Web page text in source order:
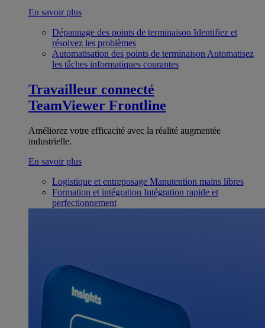
En savoir plus
Dépannage des points de terminaison Identifiez et
résolvez les problèmes
Automatisation des points de terminaison Automatisez
les tâches informatiques courantes
Travailleur connecté
TeamViewer Frontline
Améliorez votre efficacité avec la réalité augmentée
industrielle.
En savoir plus
Logistique et entreposage Manutention mains libres
Formation et intégration Intégration rapide et
perfectionnement